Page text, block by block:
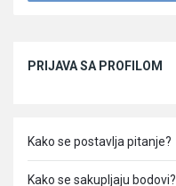
PRIJAVA SA PROFILOM
Kako se postavlja pitanje?
Kako se sakupljaju bodovi?